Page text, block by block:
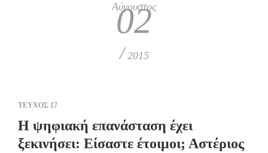
Αύγουστος
02
/ 2015
ΤΕΥΧΟΣ 17
Η ψηφιακή επανάσταση έχει
ξεκινήσει: Είσαστε έτοιμοι; Αστέριος